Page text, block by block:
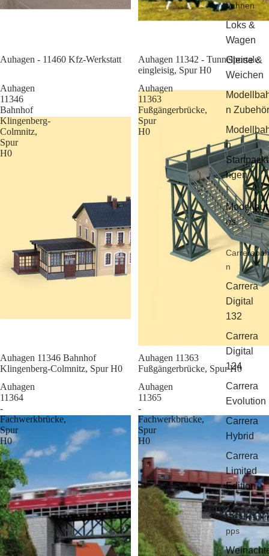
bahnen
Loks &
Wagen
Gleise &
Weichen
n Zubehör
n
ngen
Modellaut
os
Carrerabah
n
Carrera
Digital
132
Carrera
Digital
124
Carrera
Evolution
Carrera
Hybrid
Carrera
Limited
Edition
Geschenkti
pps
Sale
Auhagen - 11460 Kfz-Werkstatt
Auhagen 11342 - Tunnelportale
eingleisig, Spur H0
Auhagen
11346
Bahnhof
Klingenberg-
Colmnitz,
Spur
H0
Sale
Auhagen 11346 Bahnhof
Klingenberg-Colmnitz, Spur H0
Auhagen
11363
Fußgängerbrücke,
Spur
H0
Sale
Auhagen 11363
Fußgängerbrücke, Spur H0
Auhagen
11364
-
Fachwerkbrücke,
Spur
H0
Auhagen
11365
-
Fachwerkbrücke,
Spur
H0